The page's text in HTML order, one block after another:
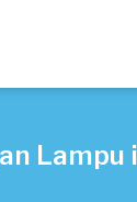
Lampu